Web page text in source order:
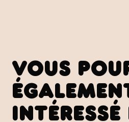
VOUS
INTÉRESSÉ